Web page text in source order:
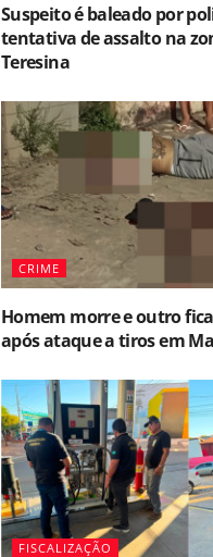
Suspeito é baleado por
tentativa de assalto na
Teresina
CRIME
Homem morre e outro
após ataque a tiros em
FISCALIZAÇÃO